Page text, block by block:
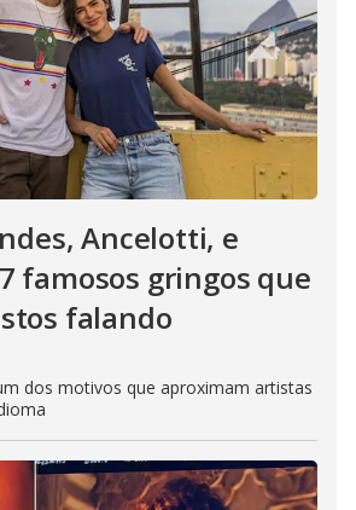
Ancelotti, e
famosos gringos que
falando
dos motivos que aproximam artistas